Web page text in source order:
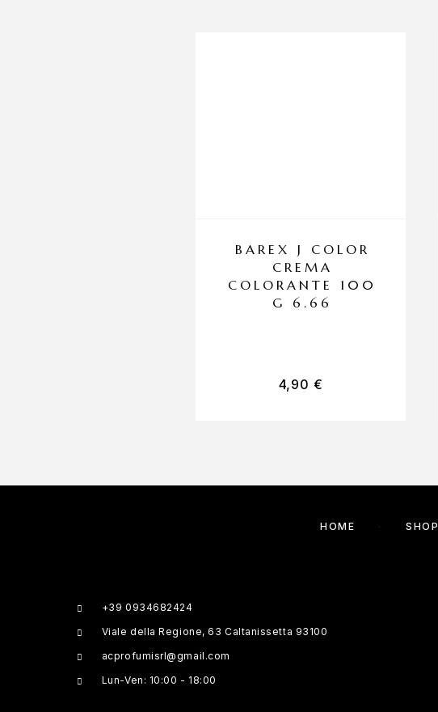
BAREX J COLOR
CREMA
COLORANTE 100
G 6.66
4,90 €
HOME SHOP
+39 0934682424
Viale della Regione, 63 Caltanissetta 93100
acprofumisrl@gmail.com
Lun-Ven: 10:00 - 18:00